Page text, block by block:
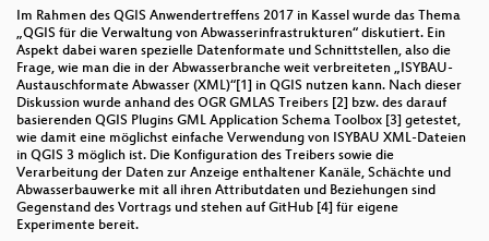
Im Rahmen des QGIS Anwendertreffens 2017 in Kassel wurde das Thema
„QGIS für die Verwaltung von Abwasserinfrastrukturen“ diskutiert. Ein
Aspekt dabei waren spezielle Datenformate und Schnittstellen, also die
Frage, wie man die in der Abwasserbranche weit verbreiteten „ISYBAU-
Austauschformate Abwasser (XML)“[1] in QGIS nutzen kann. Nach dieser
Diskussion wurde anhand des OGR GMLAS Treibers [2] bzw. des darauf
basierenden QGIS Plugins GML Application Schema Toolbox [3] getestet,
wie damit eine möglichst einfache Verwendung von ISYBAU XML-Dateien
in QGIS 3 möglich ist. Die Konfiguration des Treibers sowie die
Verarbeitung der Daten zur Anzeige enthaltener Kanäle, Schächte und
Abwasserbauwerke mit all ihren Attributdaten und Beziehungen sind
Gegenstand des Vortrags und stehen auf GitHub [4] für eigene
Experimente bereit.